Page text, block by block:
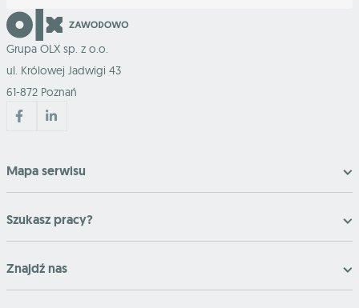
Grupa OLX sp. z o.o.
ul. Królowej Jadwigi 43
61-872 Poznań
Mapa serwisu
Szukasz pracy?
Znajdź nas